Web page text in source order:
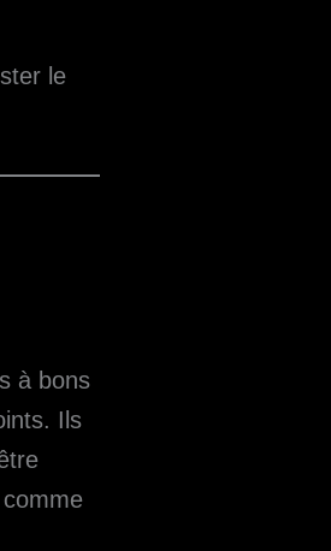
le
à bons
Ils